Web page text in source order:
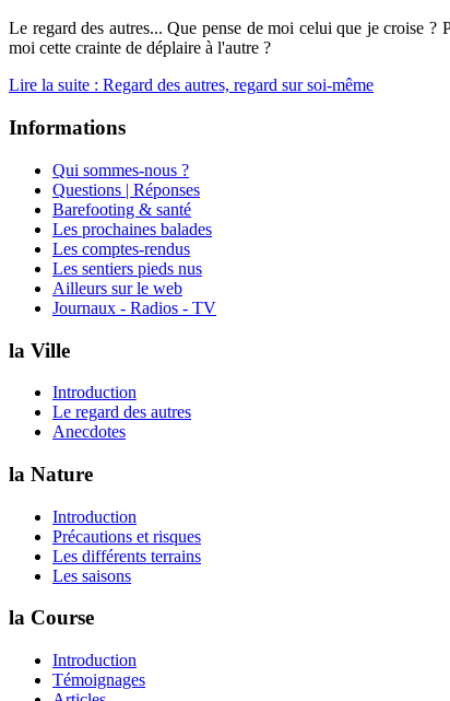
Le regard des autres... Que pense de moi celui que je croise
moi cette crainte de déplaire à l'autre ?
Lire la suite : Regard des autres, regard sur soi-même
Informations
Qui sommes-nous ?
Questions | Réponses
Barefooting & santé
Les prochaines balades
Les comptes-rendus
Les sentiers pieds nus
Ailleurs sur le web
Journaux - Radios - TV
la Ville
Introduction
Le regard des autres
Anecdotes
la Nature
Introduction
Précautions et risques
Les différents terrains
Les saisons
la Course
Introduction
Témoignages